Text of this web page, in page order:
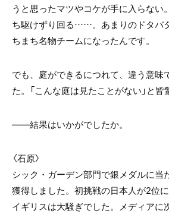
うと思ったマツやコケが手に入らない
ち駆けずり回る……。あまりのドタバ
ちまち名物チームになったんです。
でも、庭ができるにつれて、違う意味
た。「こんな庭は見たことがない」と皆
――結果はいかがでしたか。
〈石原〉
シック・ガーデン部門で銀メダルに当
獲得しました。初挑戦の日本人が2位に
イギリスは大騒ぎでした。メディアに